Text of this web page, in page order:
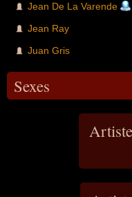
Jean De La Varende
Jean Ray
Juan Gris
Sexes